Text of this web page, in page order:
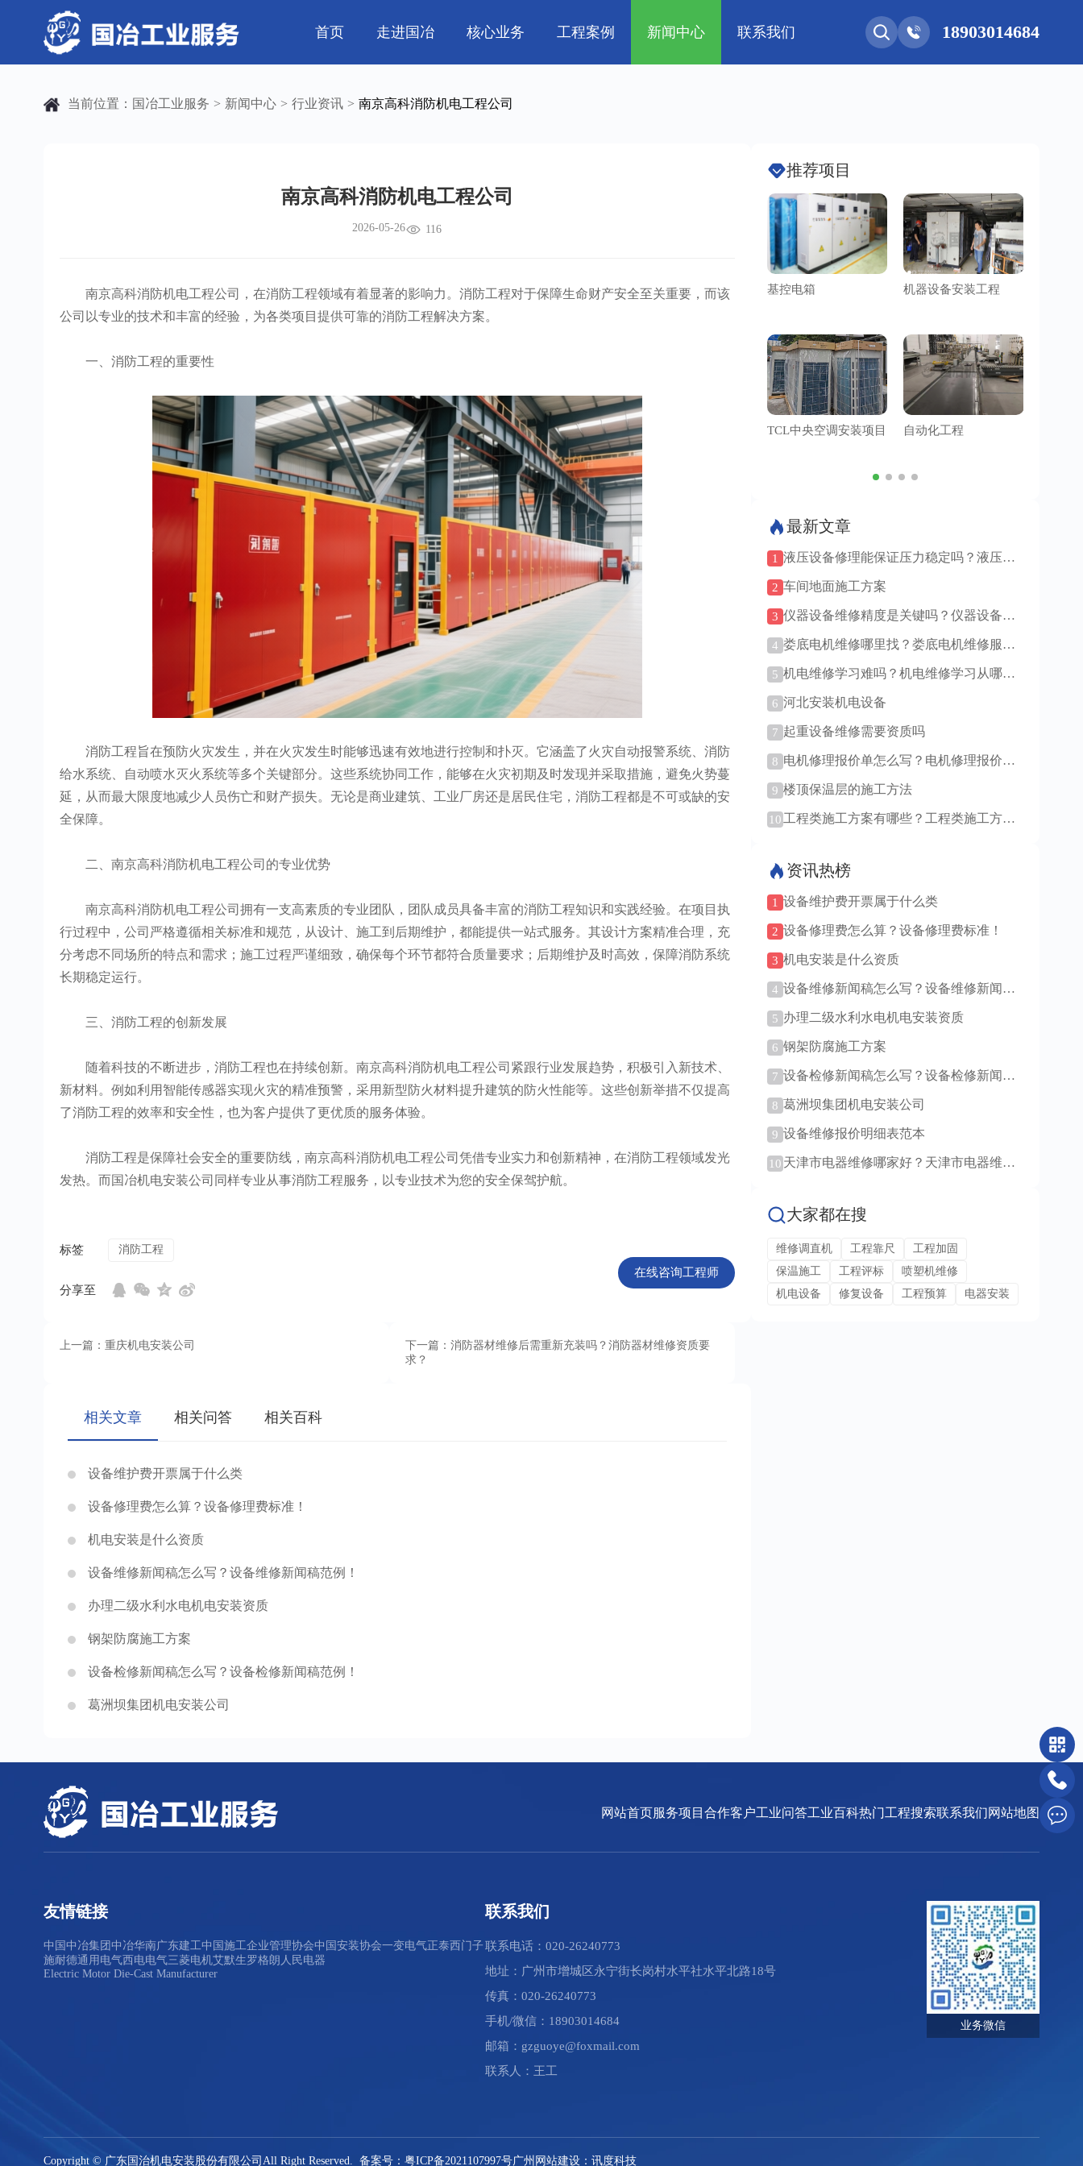
首页 走进国冶
公司简介 发展历程 企业文化
核心业务
电气工程 钢结构工程 管道工程
工程案例
芯片 • 半导体 人工智能 • 机器人 航天 • 低空
新闻中心
公司动态 行业资讯 工程技巧
联系我们 18903014684
当前位置： 国冶工业服务 > 新闻中心 > 行业资讯 > 南京高科消防机电工程公司
南京高科消防机电工程公司
2026-05-26 116
南京高科消防机电工程公司，在消防工程领域有着显著的影响力。消防工程对于保障生命财产安全至关重要，而该
公司以专业的技术和丰富的经验，为各类项目提供可靠的消防工程解决方案。
一、消防工程的重要性
消防工程旨在预防火灾发生，并在火灾发生时能够迅速有效地进行控制和扑灭。它涵盖了火灾自动报警系统、消防
给水系统、自动喷水灭火系统等多个关键部分。这些系统协同工作，能够在火灾初期及时发现并采取措施，避免火势蔓
延，从而最大限度地减少人员伤亡和财产损失。无论是商业建筑、工业厂房还是居民住宅，消防工程都是不可或缺的安
全保障。
二、南京高科消防机电工程公司的专业优势
南京高科消防机电工程公司拥有一支高素质的专业团队，团队成员具备丰富的消防工程知识和实践经验。在项目执
行过程中，公司严格遵循相关标准和规范，从设计、施工到后期维护，都能提供一站式服务。其设计方案精准合理，充
分考虑不同场所的特点和需求；施工过程严谨细致，确保每个环节都符合质量要求；后期维护及时高效，保障消防系统
长期稳定运行。
三、消防工程的创新发展
随着科技的不断进步，消防工程也在持续创新。南京高科消防机电工程公司紧跟行业发展趋势，积极引入新技术、
新材料。例如利用智能传感器实现火灾的精准预警，采用新型防火材料提升建筑的防火性能等。这些创新举措不仅提高
了消防工程的效率和安全性，也为客户提供了更优质的服务体验。
消防工程是保障社会安全的重要防线，南京高科消防机电工程公司凭借专业实力和创新精神，在消防工程领域发光
发热。而国冶机电安装公司同样专业从事消防工程服务，以专业技术为您的安全保驾护航。
标签 消防工程
分享至
在线咨询工程师
上一篇：重庆机电安装公司
下一篇：消防器材维修后需重新充装吗？消防器材维修资质要
求？
相关文章 相关问答 相关百科
设备维护费开票属于什么类
设备修理费怎么算？设备修理费标准！
机电安装是什么资质
设备维修新闻稿怎么写？设备维修新闻稿范例！
办理二级水利水电机电安装资质
钢架防腐施工方案
设备检修新闻稿怎么写？设备检修新闻稿范例！
葛洲坝集团机电安装公司
推荐项目
基控电箱
TCL中央空调安装项目
机器设备安装工程
自动化工程
最新文章
1 液压设备修理能保证压力稳定吗？液压设
2 车间地面施工方案
3 仪器设备维修精度是关键吗？仪器设备维
4 娄底电机维修哪里找？娄底电机维修服
5 机电维修学习难吗？机电维修学习从哪里
6 河北安装机电设备
7 起重设备维修需要资质吗
8 电机修理报价单怎么写？电机修理报价单
9 楼顶保温层的施工方法
10 工程类施工方案有哪些？工程类施工方案
资讯热榜
1 设备维护费开票属于什么类
2 设备修理费怎么算？设备修理费标准！
3 机电安装是什么资质
4 设备维修新闻稿怎么写？设备维修新闻稿
5 办理二级水利水电机电安装资质
6 钢架防腐施工方案
7 设备检修新闻稿怎么写？设备检修新闻稿
8 葛洲坝集团机电安装公司
9 设备维修报价明细表范本
10 天津市电器维修哪家好？天津市电器维修
大家都在搜
维修调直机 工程靠尺
工程加固
保温施工
工程评标
喷塑机维修
机电设备
修复设备 工程预算 电器安装
网站首页服务项目合作客户工业问答工业百科热门工程搜索联系我们网站地图
友情链接
中国中冶集团 中冶华南广东建工中国施工企业管理协会中国安装协会一变电气正泰西门子
施耐德通用电气西电电气三菱电机艾默生罗格朗 人民电器
Electric Motor Die-Cast Manufacturer
联系我们
联系电话：020-26240773
地址：广州市增城区永宁街长岗村水平社水平北路18号
传真：020-26240773
手机/微信：18903014684
邮箱：gzguoye@foxmail.com
联系人：王工
业务微信
Copyright © 广东国治机电安装股份有限公司 All Right Reserved. 备案号：粤ICP备2021107997号广州网站建设：讯度科技